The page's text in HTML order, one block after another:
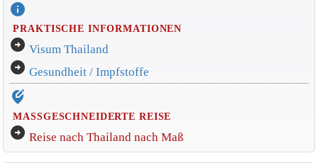
info
PRAKTISCHE INFORMATIONEN
arrow_circle_right Visum Thailand
arrow_circle_right Gesundheit / Impfstoffe
edit_location_alt
MASSGESCHNEIDERTE REISE
arrow_circle_right Reise nach Thailand nach Maß